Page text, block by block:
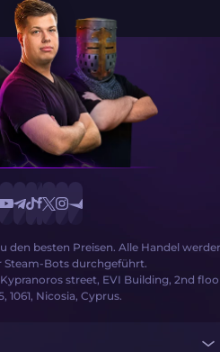
den besten Preisen. Alle Handel
Bots durchgeführt.
street, EVI Building, 2nd
1061, Nicosia, Cyprus.